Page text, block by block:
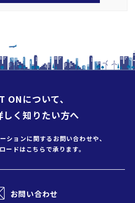
ONについて、
しく知りたい方へ
ションに関するお問い合わせや、
ードはこちらで承ります。
お問い合わせ